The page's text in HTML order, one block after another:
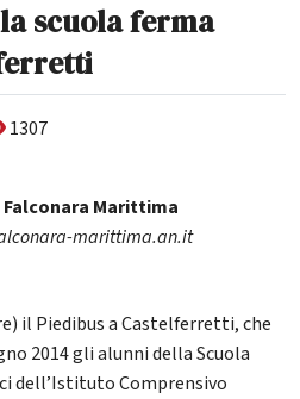
scuola ferma
1307
Falconara Marittima
marittima.an.it
il Piedibus a Castelferretti, che
2014 gli alunni della Scuola
dell’Istituto Comprensivo